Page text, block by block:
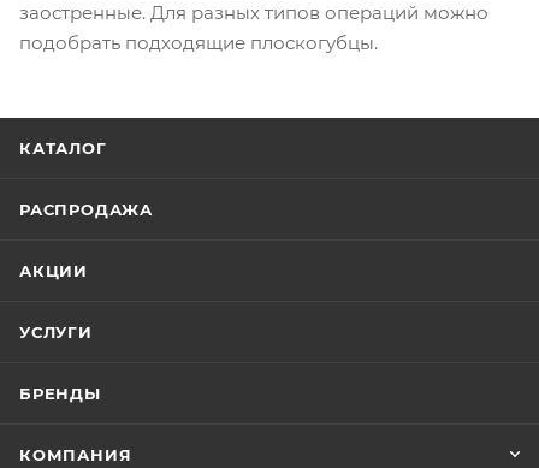
заостренные. Для разных типов операций можно
подобрать подходящие плоскогубцы.
КАТАЛОГ
РАСПРОДАЖА
АКЦИИ
УСЛУГИ
БРЕНДЫ
КОМПАНИЯ